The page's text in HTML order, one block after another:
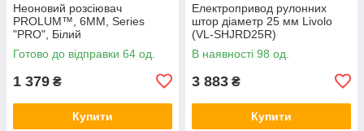
Неоновий розсіювач
PROLUM™, 6ММ, Series
"PRO", Білий
Готово до відправки 64 од.
1 379 ₴
Купити
Електропривод рулонних
штор діаметр 25 мм Livolo
(VL-SHJRD25R)
В наявності 98 од.
3 883 ₴
Купити